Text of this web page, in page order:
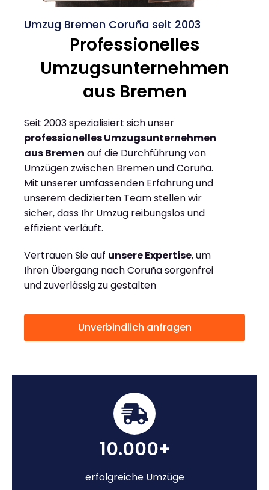
Umzug Bremen Coruña seit 2003
Professionelles
Umzugsunternehmen
aus Bremen
Seit 2003 spezialisiert sich unser
professionelles Umzugsunternehmen
aus Bremen auf die Durchführung von
Umzügen zwischen Bremen und Coruña.
Mit unserer umfassenden Erfahrung und
unserem dedizierten Team stellen wir
sicher, dass Ihr Umzug reibungslos und
effizient verläuft.
Vertrauen Sie auf unsere Expertise, um
Ihren Übergang nach Coruña sorgenfrei
und zuverlässig zu gestalten
Unverbindlich anfragen
10.000+
erfolgreiche Umzüge